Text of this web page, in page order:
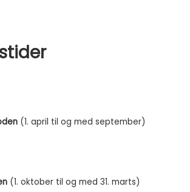
(1. april til og med september)
(1. oktober til og med 31. marts)